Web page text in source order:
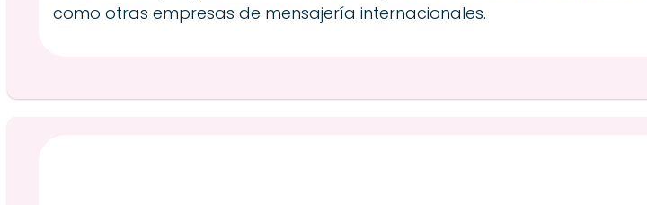
como otras empresas de mensajería internacionales.